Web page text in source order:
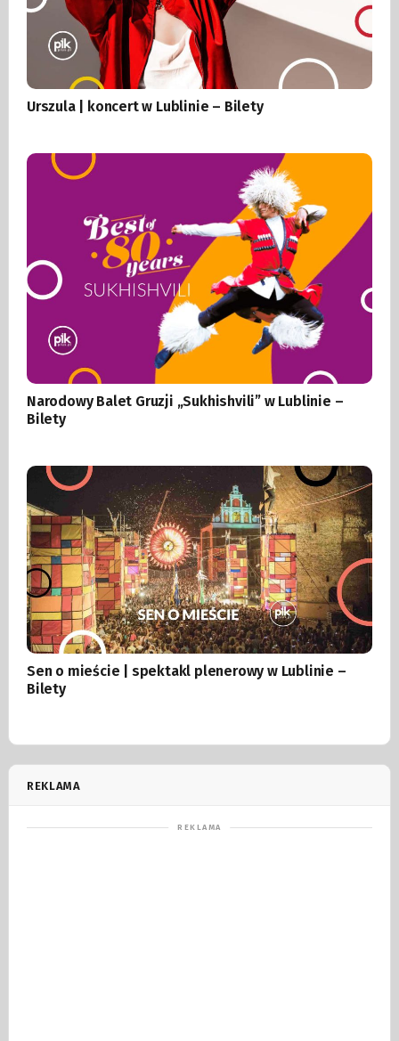
Urszula | koncert w Lublinie – Bilety
Narodowy Balet Gruzji „Sukhishvili” w Lublinie –
Bilety
Sen o mieście | spektakl plenerowy w Lublinie –
Bilety
REKLAMA